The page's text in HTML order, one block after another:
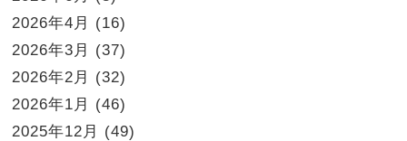
2026年4月
(16)
2026年3月
(37)
2026年2月
(32)
2026年1月
(46)
2025年12月
(49)